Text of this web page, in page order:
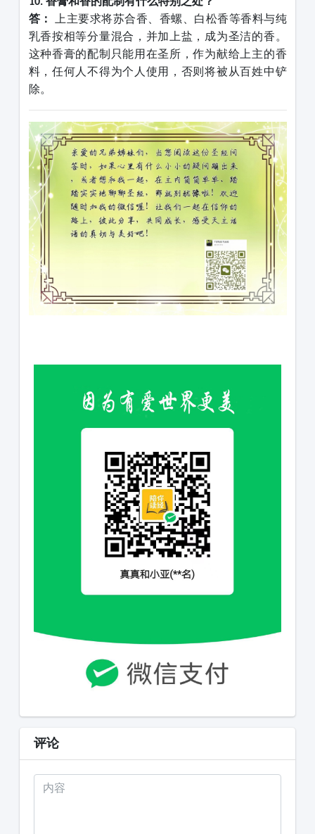
10.
答：
上主要求将苏合香、香螺、白松香等香料与纯
乳香按相等分量混合，并加上盐，成为圣洁的香。
这种香膏的配制只能用在圣所，作为献给上主的香
料，任何人不得为个人使用，否则将被从百姓中铲
除。
评论